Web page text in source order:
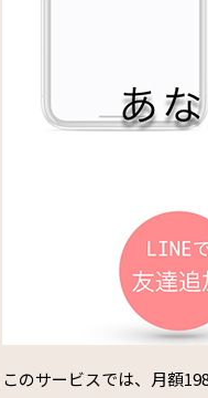
このサービスでは、月額